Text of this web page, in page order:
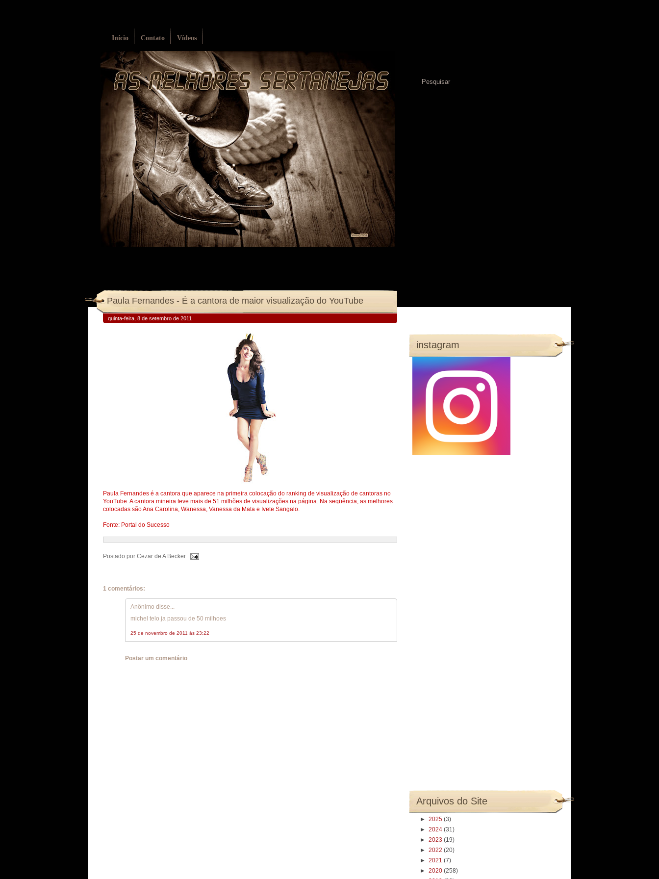
Início Contato Vídeos
Paula Fernandes - É a cantora de maior visualização do YouTube
quinta-feira, 8 de setembro de 2011
Paula Fernandes é a cantora que aparece na primeira colocação do ranking de visualização de cantoras no
YouTube. A cantora mineira teve mais de 51 milhões de visualizações na página. Na seqüência, as melhores
colocadas são Ana Carolina, Wanessa, Vanessa da Mata e Ivete Sangalo.
Fonte: Portal do Sucesso
Postado por Cezar de A Becker
1 comentários:
Anônimo disse...
michel telo ja passou de 50 milhoes
25 de novembro de 2011 às 23:22
Postar um comentário
instagram
Arquivos do Site
► 2025 (3)
► 2024 (31)
► 2023 (19)
► 2022 (20)
► 2021 (7)
► 2020 (258)